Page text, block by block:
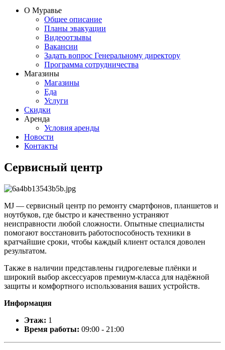
О Муравье
Общее описание
Планы эвакуации
Видеоотзывы
Вакансии
Задать вопрос Генеральному директору
Программа сотрудничества
Магазины
Магазины
Еда
Услуги
Скидки
Аренда
Условия аренды
Новости
Контакты
Сервисный центр
MJ — сервисный центр по ремонту смартфонов, планшетов и
ноутбуков, где быстро и качественно устраняют
неисправности любой сложности. Опытные специалисты
помогают восстановить работоспособность техники в
кратчайшие сроки, чтобы каждый клиент остался доволен
результатом.
Также в наличии представлены гидрогелевые плёнки и
широкий выбор аксессуаров премиум-класса для надёжной
защиты и комфортного использования ваших устройств.
Информация
Этаж: 1
Время работы: 09:00 - 21:00